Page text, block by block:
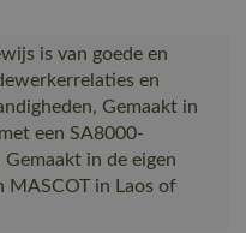
is van goede en
en
Gemaakt in
een SA8000-
in de eigen
MASCOT in Laos of